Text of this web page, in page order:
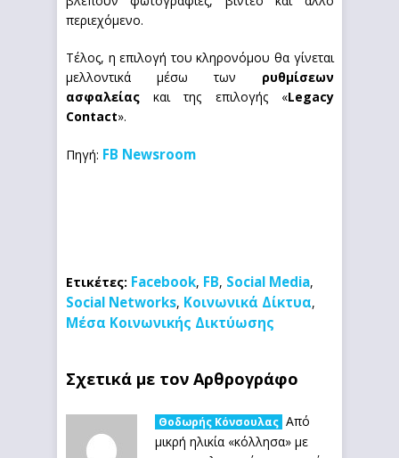
περιεχόμενο.
Τέλος, η επιλογή του κληρονόμου θα γίνεται
μελλοντικά μέσω των ρυθμίσεων
ασφαλείας και της επιλογής «Legacy
Contact».
Πηγή: FB Newsroom
Ετικέτες: Facebook, FB, Social Media,
Social Networks, Κοινωνικά Δίκτυα,
Μέσα Κοινωνικής Δικτύωσης
Σχετικά με τον Αρθρογράφο
Θοδωρής Κόνσουλας Από
μικρή ηλικία «κόλλησα» με